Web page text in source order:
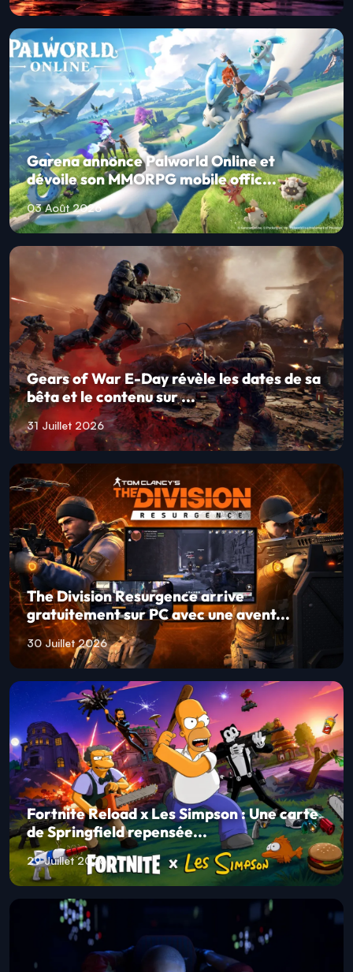
Garena annonce Palworld Online et
dévoile son MMORPG mobile offic...
03 Août 2026
Gears of War E-Day révèle les dates de sa
bêta et le contenu sur ...
31 Juillet 2026
The Division Resurgence arrive
gratuitement sur PC avec une avent...
30 Juillet 2026
Fortnite Reload x Les Simpson : Une carte
de Springfield repensée...
29 Juillet 2026